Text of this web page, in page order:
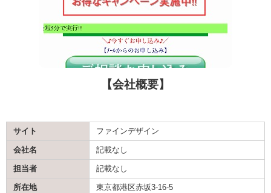
【会社概要】
サイト ファインデザイン
会社名 記載なし
担当者 記載なし
所在地 東京都港区赤坂3-16-5